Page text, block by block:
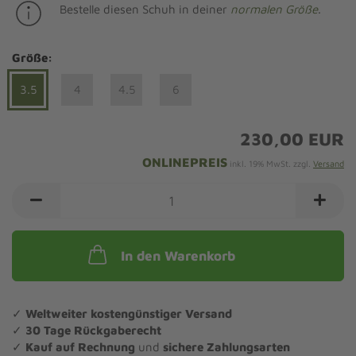
Bestelle diesen Schuh in deiner normalen Größe.
Größe:
3.5 4 4.5 6
230,00 EUR
ONLINEPREIS inkl. 19% MwSt. zzgl. Versand
In den Warenkorb
✓ Weltweiter kostengünstiger Versand
✓ 30 Tage Rückgaberecht
✓ Kauf auf Rechnung und sichere Zahlungsarten